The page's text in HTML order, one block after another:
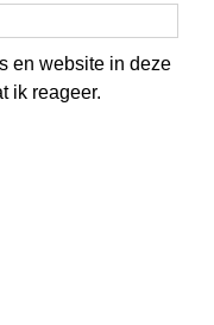
en website in deze
ik reageer.